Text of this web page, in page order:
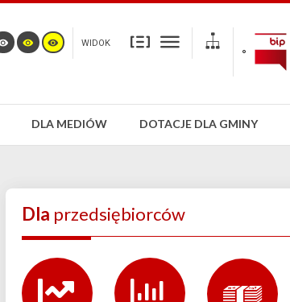
WIDOK
DLA MEDIÓW DOTACJE DLA GMINY
Dla przedsiębiorców